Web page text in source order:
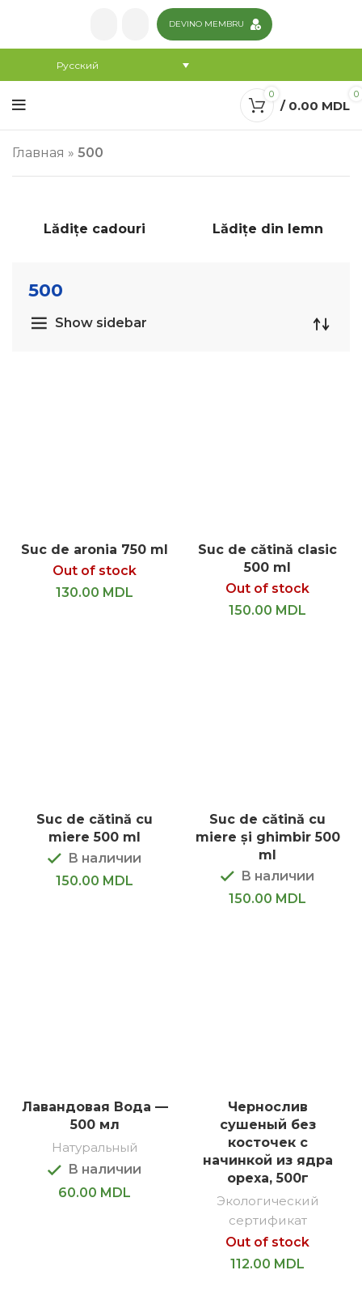
DEVINO MEMBRU
Русский
0 0
/ 0.00 MDL
Главная » 500
Lădițe cadouri Lădițe din lemn
500
Show sidebar
Suc de aronia 750 ml
Out of stock
130.00 MDL
Suc de cătină clasic
500 ml
Out of stock
150.00 MDL
Suc de cătină cu
miere 500 ml
В наличии
150.00 MDL
Suc de cătină cu
miere și ghimbir 500
ml
В наличии
150.00 MDL
Лавандовая Вода —
500 мл
Натуральный
В наличии
60.00 MDL
Чернослив
сушеный без
косточек с
начинкой из ядра
ореха, 500г
Экологический
сертификат
Out of stock
112.00 MDL